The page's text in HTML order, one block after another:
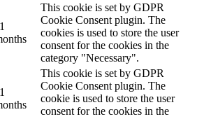
This cookie is set by GDPR
Cookie Consent plugin. The
cookies is used to store the user
consent for the cookies in the
category "Necessary".
This cookie is set by GDPR
Cookie Consent plugin. The
cookie is used to store the user
consent for the cookies in the